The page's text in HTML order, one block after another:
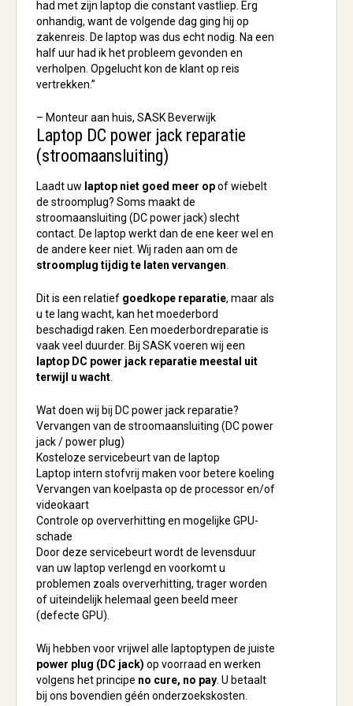
had met zijn laptop die constant vastliep. Erg
onhandig, want de volgende dag ging hij op
zakenreis. De laptop was dus echt nodig. Na een
half uur had ik het probleem gevonden en
verholpen. Opgelucht kon de klant op reis
vertrekken.”
– Monteur aan huis, SASK Beverwijk
Laptop DC power jack reparatie
(stroomaansluiting)
Laadt uw laptop niet goed meer opof wiebelt
de stroomplug? Soms maakt de
stroomaansluiting (DC power jack) slecht
contact. De laptop werkt dan de ene keer wel en
de andere keer niet. Wij raden aan om de
stroomplug tijdig te laten vervangen
Dit is een relatief goedkope reparatie, maar als
u te lang wacht, kan het moederbord
beschadigd raken. Een moederbordreparatie is
vaak veel duurder. Bij SASK voeren wij een
laptop DC power jack reparatie meestal uit
terwijl u wacht
Wat doen wij bij DC power jack reparatie?
Vervangen van de stroomaansluiting (DC power
jack / power plug)
Kosteloze servicebeurt van de laptop
Laptop intern stofvrij maken voor betere koeling
Vervangen van koelpasta op de processor en/of
videokaart
Controle op oververhitting en mogelijke GPU-
schade
Door deze servicebeurt wordt de levensduur
van uw laptop verlengd en voorkomt u
problemen zoals oververhitting, trager worden
of uiteindelijk helemaal geen beeld meer
(defecte GPU).
Wij hebben voor vrijwel alle laptoptypen de juiste
power plug (DC jack) op voorraad en werken
volgens het principe no cure, no pay . U betaalt
bij ons bovendien géén onderzoekskosten.